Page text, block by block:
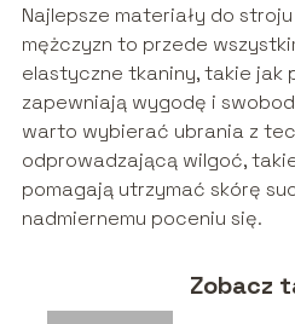
Najlepsze materiały do
mężczyzn to przede
elastyczne tkaniny, takie jak
zapewniają wygodę i
warto wybierać ubrania z
odprowadzającą wilgoć,
pomagają utrzymać skórę
nadmiernemu poceniu się.
Zobacz